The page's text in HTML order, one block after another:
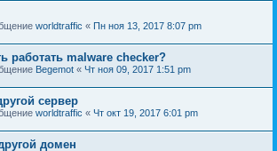
worldtraffic « Пн ноя 13, 2017 8:07 pm
работать malware checker?
Begemot « Чт ноя 09, 2017 1:51 pm
сервер
worldtraffic « Чт окт 19, 2017 6:01 pm
домен